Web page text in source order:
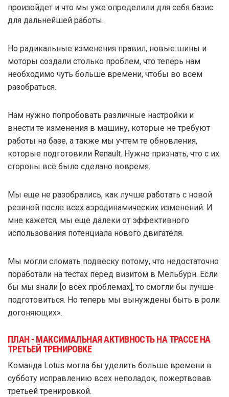
произойдет и что мы уже определили для себя базис
для дальнейшей работы.
Но радикальные изменения правил, новые шины и
моторы создали столько проблем, что теперь нам
необходимо чуть больше времени, чтобы во всем
разобраться.
Нам нужно попробовать различные настройки и
внести те изменения в машину, которые не требуют
работы на базе, а также мы учтем те обновления,
которые подготовили Renault. Нужно признать, что с их
стороны всё было сделано вовремя.
Мы еще не разобрались, как лучше работать с новой
резиной после всех аэродинамических изменений. И
мне кажется, мы еще далеки от эффективного
использования потенциала нового двигателя.
Мы могли сломать подвеску потому, что недостаточно
поработали на тестах перед визитом в Мельбурн. Если
бы мы знали [о всех проблемах], то смогли бы лучше
подготовиться. Но теперь мы вынуждены быть в роли
догоняющих».
ПЛАН - МАКСИМАЛЬНАЯ АКТИВНОСТЬ НА ТРАССЕ НА
ТРЕТЬЕЙ ТРЕНИРОВКЕ
Команда Lotus могла бы уделить больше времени в
субботу исправлению всех неполадок, пожертвовав
третьей тренировкой.